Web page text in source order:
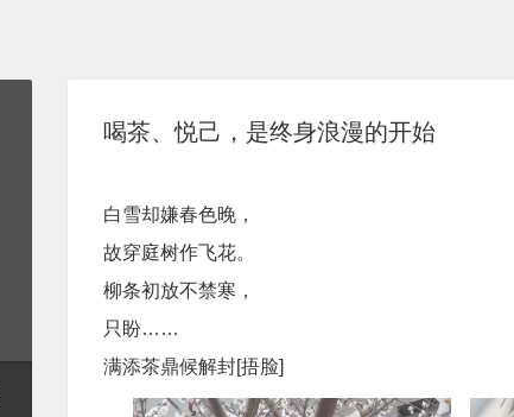
喝茶、悦己，是终身浪漫的开始
白雪却嫌春色晚，
故穿庭树作飞花。
​柳条初放不禁寒，
​只盼……
​满添茶鼎候解封[捂脸]